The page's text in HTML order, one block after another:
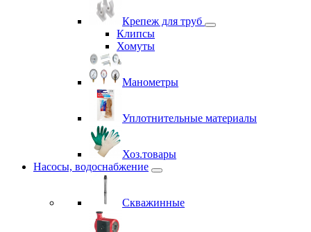
Крепеж для труб
Клипсы
Хомуты
Манометры
Уплотнительные материалы
Хоз.товары
Насосы, водоснабжение
Скважинные